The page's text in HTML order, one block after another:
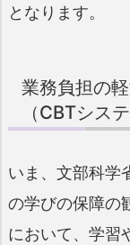
となります。
業務負担の
（CBTシス
いま、文部科学
の学びの保障の
において、学習